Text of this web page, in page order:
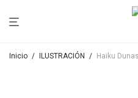
Inicio / ILUSTRACIÓN / Haiku Dunas